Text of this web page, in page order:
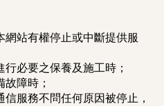
站有權停止或中斷提供服
必要之保養及施工時；
障時；
服務不問任何原因被停止，